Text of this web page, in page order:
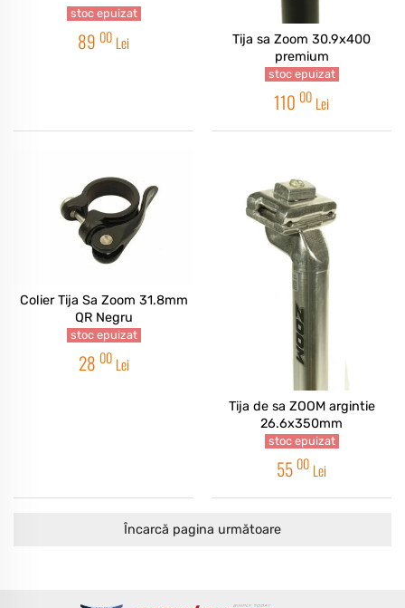
stoc epuizat
89 00 Lei
Tija sa Zoom 30.9x400
premium
stoc epuizat
110 00 Lei
Colier Tija Sa Zoom 31.8mm
QR Negru
stoc epuizat
28 00 Lei
Tija de sa ZOOM argintie
26.6x350mm
stoc epuizat
55 00 Lei
Încarcă pagina următoare